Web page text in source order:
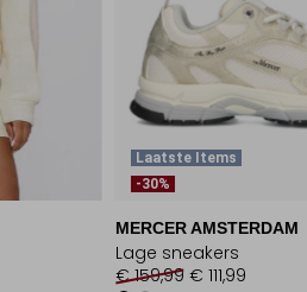
Laatste Items
-30%
MERCER AMSTERDAM
Lage sneakers
€ 159,99 € 111,99